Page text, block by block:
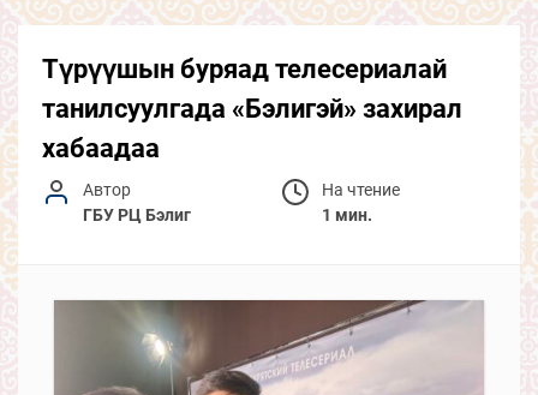
Түрүүшын буряад телесериалай
танилсуулгада «Бэлигэй» захирал
хабаадаа
Автор
ГБУ РЦ Бэлиг
На чтение
1 мин.